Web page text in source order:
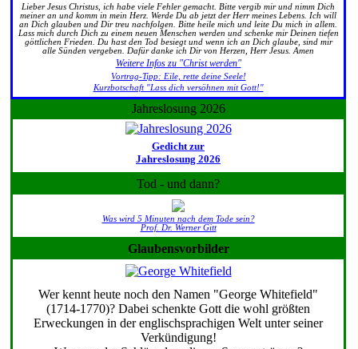
Lieber Jesus Christus, ich habe viele Fehler gemacht. Bitte vergib mir und nimm Dich
meiner an und komm in mein Herz. Werde Du ab jetzt der Herr meines Lebens. Ich will
an Dich glauben und Dir treu nachfolgen. Bitte heile mich und leite Du mich in allem.
Lass mich durch Dich zu einem neuen Menschen werden und schenke mir Deinen tiefen
göttlichen Frieden. Du hast den Tod besiegt und wenn ich an Dich glaube, sind mir
alle Sünden vergeben. Dafür danke ich Dir von Herzen, Herr Jesus. Amen
Weitere Infos zu "Christ werden"
Vortrag-Tipp: Eile, rette deine Seele!
Kurzbotschaft "Lass dich versöhnen mit Gott!"
Jahreslosung 2026
Gedicht zur
Jahreslosung 2026
Tod - und dann?
Was wird 5 Minuten nach dem Tode sein?
Prof. Dr. Werner Gitt
Glaubensvorbilder
Wer kennt heute noch den Namen "George Whitefield"
(1714-1770)? Dabei schenkte Gott die wohl größten
Erweckungen in der englischsprachigen Welt unter seiner
Verkündigung!